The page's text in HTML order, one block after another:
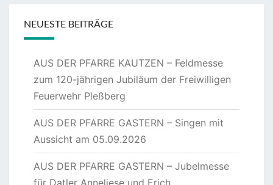
NEUESTE BEITRÄGE
AUS DER PFARRE KAUTZEN – Feldmesse
zum 120-jährigen Jubiläum der Freiwilligen
Feuerwehr Pleßberg
AUS DER PFARRE GASTERN – Singen mit
Aussicht am 05.09.2026
AUS DER PFARRE GASTERN – Jubelmesse